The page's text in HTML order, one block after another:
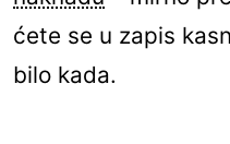
ćete se u zapis
bilo kada.